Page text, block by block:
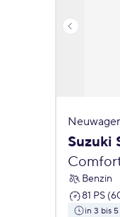
Suzuki
Benzin
81 PS
in 3 bis